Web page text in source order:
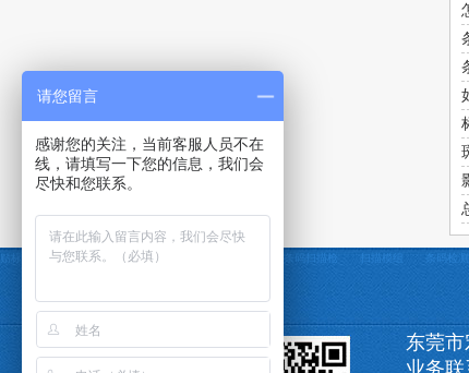
贴标机 定制贴标机 条码打印机 条码扫描枪 扫描模组 条码检
东莞
业务
请您留言
感谢您的关注，当前客服人员不在
线，请填写一下您的信息，我们会
尽快和您联系。